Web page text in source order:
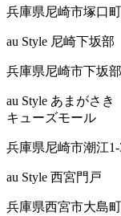
兵庫県尼崎市塚口
au Style 尼崎下坂部
兵庫県尼崎市下坂
au Style あまがさき
キューズモール
兵庫県尼崎市潮江
au Style 西宮門戸
兵庫県西宮市大島